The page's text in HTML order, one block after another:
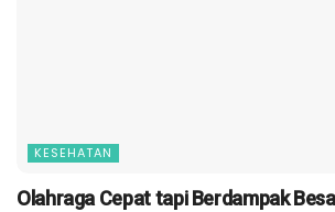
KESEHATAN
Olahraga Cepat tapi Berdampak